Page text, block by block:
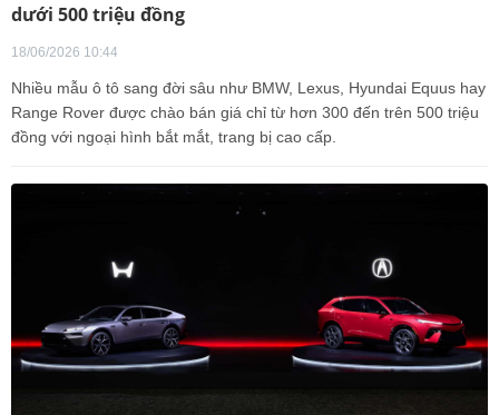
dưới 500 triệu đồng
18/06/2026 10:44
Nhiều mẫu ô tô sang đời sâu như BMW, Lexus, Hyundai Equus hay
Range Rover được chào bán giá chỉ từ hơn 300 đến trên 500 triệu
đồng với ngoại hình bắt mắt, trang bị cao cấp.